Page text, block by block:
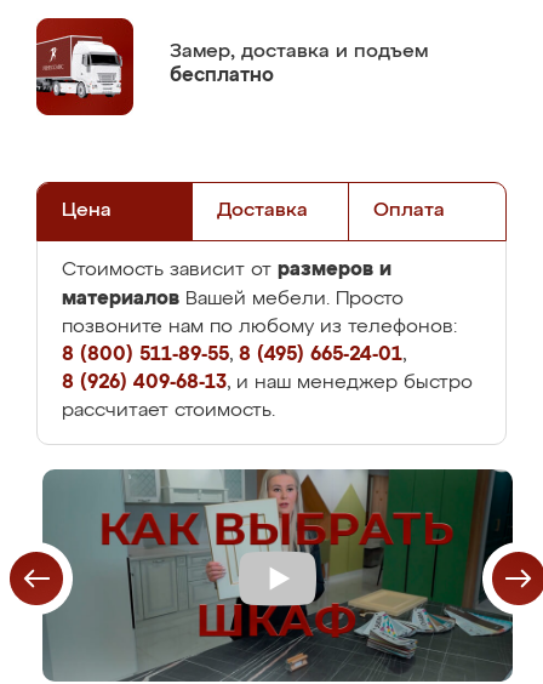
Замер, доставка и подъем
бесплатно
Цена Доставка Оплата
Стоимость зависит от размеров и
материалов Вашей мебели. Просто
позвоните нам по любому из телефонов:
8 (800) 511-89-55, 8 (495) 665-24-01,
8 (926) 409-68-13, и наш менеджер быстро
рассчитает стоимость.